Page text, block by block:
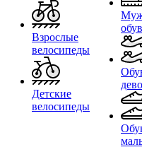
Взрослые
велосипеды
Детские
велосипеды